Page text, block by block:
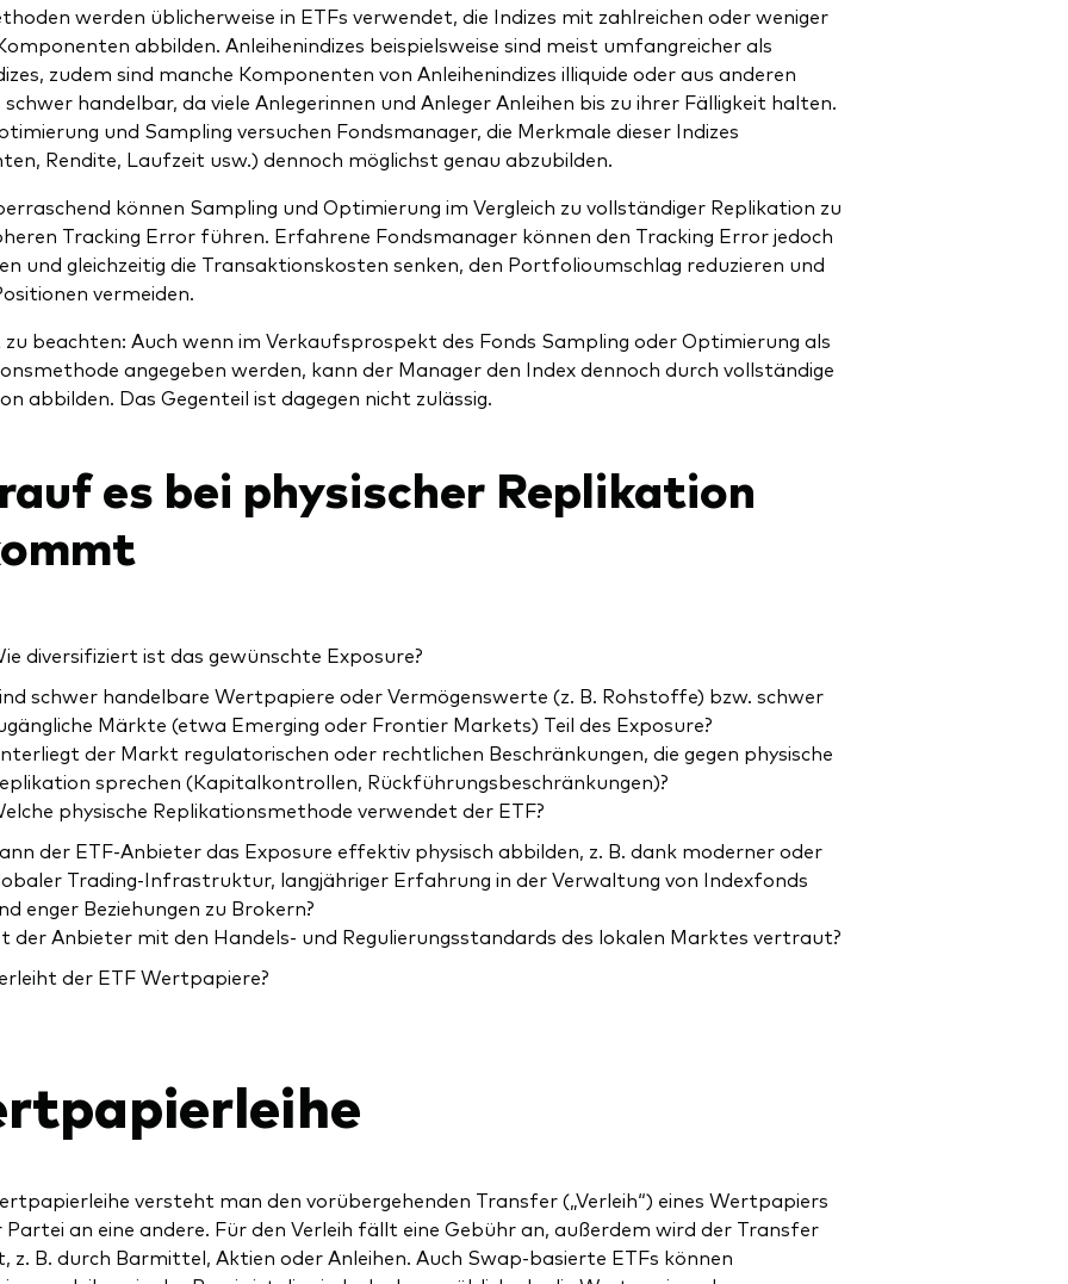
werden üblicherweise in ETFs verwendet, die Indizes mit zahlreichen oder weniger
abbilden. Anleihenindizes beispielsweise sind meist umfangreicher als
zudem sind manche Komponenten von Anleihenindizes illiquide oder aus anderen
handelbar, da viele Anlegerinnen und Anleger Anleihen bis zu ihrer Fälligkeit halten.
und Sampling versuchen Fondsmanager, die Merkmale dieser Indizes
Rendite, Laufzeit usw.) dennoch möglichst genau abzubilden.
können Sampling und Optimierung im Vergleich zu vollständiger Replikation zu
Tracking Error führen. Erfahrene Fondsmanager können den Tracking Error jedoch
und gleichzeitig die Transaktionskosten senken, den Portfolioumschlag reduzieren und
vermeiden.
beachten: Auch wenn im Verkaufsprospekt des Fonds Sampling oder Optimierung als
angegeben werden, kann der Manager den Index dennoch durch vollständige
abbilden. Das Gegenteil ist dagegen nicht zulässig.
es bei physischer Replikation
diversifiziert ist das gewünschte Exposure?
schwer handelbare Wertpapiere oder Vermögenswerte (z. B. Rohstoffe) bzw. schwer
Märkte (etwa Emerging oder Frontier Markets) Teil des Exposure?
der Markt regulatorischen oder rechtlichen Beschränkungen, die gegen physische
sprechen (Kapitalkontrollen, Rückführungsbeschränkungen)?
physische Replikationsmethode verwendet der ETF?
der ETF-Anbieter das Exposure effektiv physisch abbilden, z. B. dank moderner oder
Trading-Infrastruktur, langjähriger Erfahrung in der Verwaltung von Indexfonds
enger Beziehungen zu Brokern?
der Anbieter mit den Handels- und Regulierungsstandards des lokalen Marktes vertraut?
der ETF Wertpapiere?
versteht man den vorübergehenden Transfer („Verleih“) eines Wertpapiers
Partei an eine andere. Für den Verleih fällt eine Gebühr an, außerdem wird der Transfer
z. B. durch Barmittel, Aktien oder Anleihen. Auch Swap-basierte ETFs können